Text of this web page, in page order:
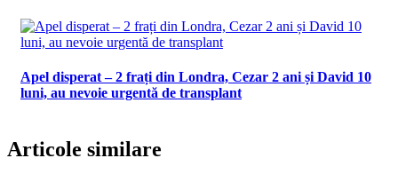
Apel disperat – 2 frați din Londra, Cezar 2 ani și David 10
luni, au nevoie urgentă de transplant
Articole similare